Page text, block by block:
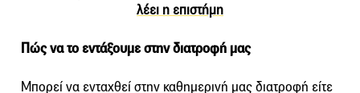
λέει η επιστήμη
Πώς να το εντάξουμε στην διατροφή μας
Μπορεί να ενταχθεί στην καθημερινή μας διατροφή είτε